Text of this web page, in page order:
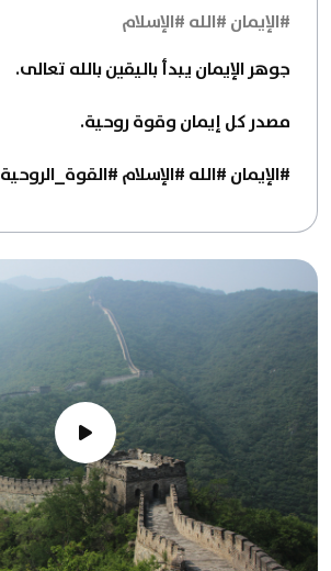
#الإيمان #الله #الإسلام
جوهر الإيمان يبدأ باليقين بالله تعالى.
مصدر كل إيمان وقوة روحية.
#الإيمان #الله #الإسلام #القوة_الروحية